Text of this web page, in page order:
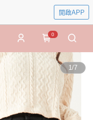
開啟APP
0
1/7